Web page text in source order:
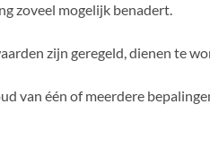
zoveel mogelijk benadert.
zijn geregeld, dienen te
van één of meerdere